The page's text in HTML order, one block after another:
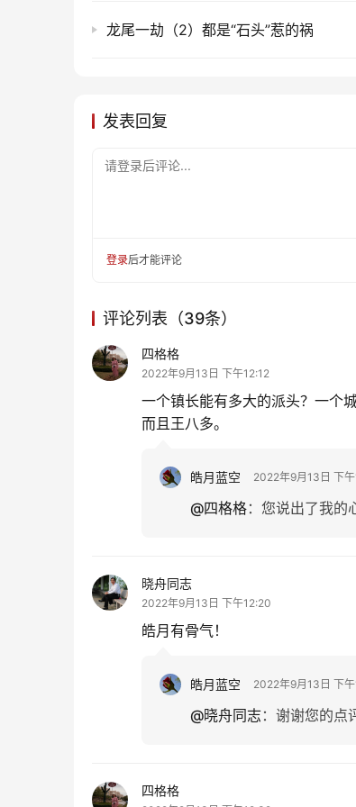
龙尾一劫（2）都是“石头”惹的祸
发表回复
请登录后评论...
登录后才能评论
评论列表（39条）
四格格
2022年9月13日 下午12:12
一个镇长能有多大的派头？一个
而且王八多。
皓月蓝空 2022年9月13日 下
@四格格： 您说出了我的
晓舟同志
2022年9月13日 下午12:20
皓月有骨气！
皓月蓝空 2022年9月13日 下
@晓舟同志： 谢谢您的点
四格格